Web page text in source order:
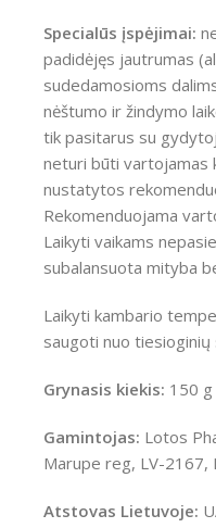
Specialūs įspėjimai:
padidėjęs jautrumas
sudedamosioms
nėštumo ir žindymo
tik pasitarus su
neturi būti vartojamas
nustatytos
Rekomenduojama
Laikyti vaikams
subalansuota mityba
Laikyti kambario
saugoti nuo tiesioginių
Grynasis kiekis: 150 g
Gamintojas: Lotos
Marupe reg, LV-2167,
Atstovas Lietuvoje: